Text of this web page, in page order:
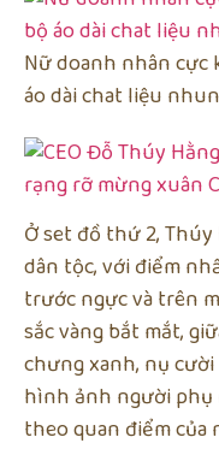
Nữ doanh nhân
áo dài chat liệu
Ở set đồ thứ 2,
dân tộc, với điểm
trước ngực và trên
sắc vàng bắt mắt,
chưng xanh, nụ
hình ảnh người phụ
theo quan điểm của